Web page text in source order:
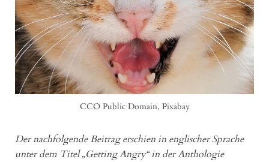
CCO Public Domain, Pixabay
Der nachfolgende Beitrag erschien in englischer Sprache
unter dem Titel „Getting Angry“ in der Anthologie